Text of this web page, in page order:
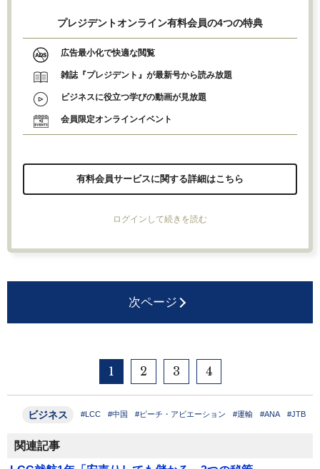
プレジデントオンライン有料会員の4つの特典
広告最小化で快適な閲覧
雑誌『プレジデント』が最新号から読み放題
ビジネスに役立つ学びの動画が見放題
会員限定オンラインイベント
有料会員サービスに関する詳細はこちら
ログインして続きを読む
次ページ
1 2 3 4
ビジネス #LCC #中国 #ピーチ・アビエーション #運輸 #ANA #JTB
関連記事